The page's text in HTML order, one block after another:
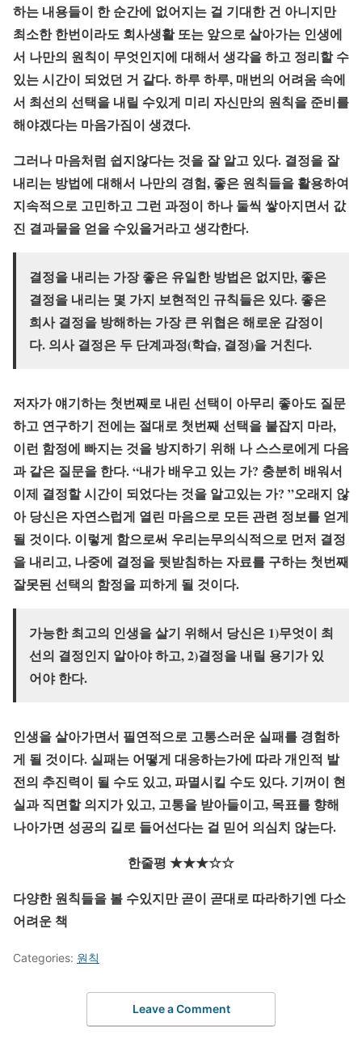
하는 내용들이 한 순간에 없어지는 걸 기대한 건 아니지만
최소한 한번이라도 회사생활 또는 앞으로 살아가는 인생에
서 나만의 원칙이 무엇인지에 대해서 생각을 하고 정리할 수
있는 시간이 되었던 거 같다. 하루 하루, 매번의 어려움 속에
서 최선의 선택을 내릴 수있게 미리 자신만의 원칙을 준비를
해야겠다는 마음가짐이 생겼다.
그러나 마음처럼 쉽지않다는 것을 잘 알고 있다. 결정을 잘
내리는 방법에 대해서 나만의 경험, 좋은 원칙들을 활용하여
지속적으로 고민하고 그런 과정이 하나 둘씩 쌓아지면서 값
진 결과물을 얻을 수있을거라고 생각한다.
결정을 내리는 가장 좋은 유일한 방법은 없지만, 좋은
결정을 내리는 몇 가지 보현적인 규칙들은 있다. 좋은
희사 결정을 방해하는 가장 큰 위협은 해로운 감정이
다. 의사 결정은 두 단계과정(학습, 결정)을 거친다.
저자가 얘기하는 첫번째로 내린 선택이 아무리 좋아도 질문
하고 연구하기 전에는 절대로 첫번째 선택을 붙잡지 마라,
이런 함정에 빠지는 것을 방지하기 위해 나 스스로에게 다음
과 같은 질문을 한다. “내가 배우고 있는 가? 충분히 배워서
이제 결정할 시간이 되었다는 것을 알고있는 가? ”오래지 않
아 당신은 자연스럽게 열린 마음으로 모든 관련 정보를 얻게
될 것이다. 이렇게 함으로써 우리는무의식적으로 먼저 결정
을 내리고, 나중에 결정을 뒷받침하는 자료를 구하는 첫번째
잘못된 선택의 함정을 피하게 될 것이다.
가능한 최고의 인생을 살기 위해서 당신은 1)무엇이 최
선의 결정인지 알아야 하고, 2)결정을 내릴 용기가 있
어야 한다.
인생을 살아가면서 필연적으로 고통스러운 실패를 경험하
게 될 것이다. 실패는 어떻게 대응하는가에 따라 개인적 발
전의 추진력이 될 수도 있고, 파멸시킬 수도 있다. 기꺼이 현
실과 직면할 의지가 있고, 고통을 받아들이고, 목표를 향해
나아가면 성공의 길로 들어선다는 걸 믿어 의심치 않는다.
한줄평 ★★★☆☆
다양한 원칙들을 볼 수있지만 곧이 곧대로 따라하기엔 다소
어려운 책
Categories: 원칙
Leave a Comment